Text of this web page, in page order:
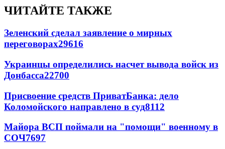
ЧИТАЙТЕ ТАКЖЕ
Зеленский сделал заявление о мирных
переговорах29616
Украинцы определились насчет вывода войск из
Донбасса22700
Присвоение средств ПриватБанка: дело
Коломойского направлено в суд8112
Майора ВСП поймали на "помощи" военному в
СОЧ7697